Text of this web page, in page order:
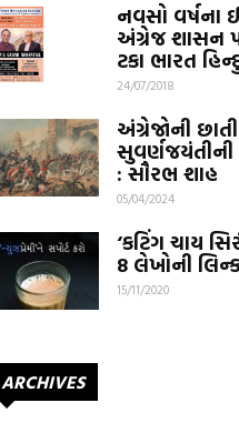
નવસો વર્ષના
અંગ્રેજ શાસન
ટકા ભારત
24/07/2018
અંગ્રેજોની
: સૌરભ શાહ
05/04/2024
‘કટિંગ ચાય
8 લેખોની લિન્ક
15/11/2020
ARCHIVES